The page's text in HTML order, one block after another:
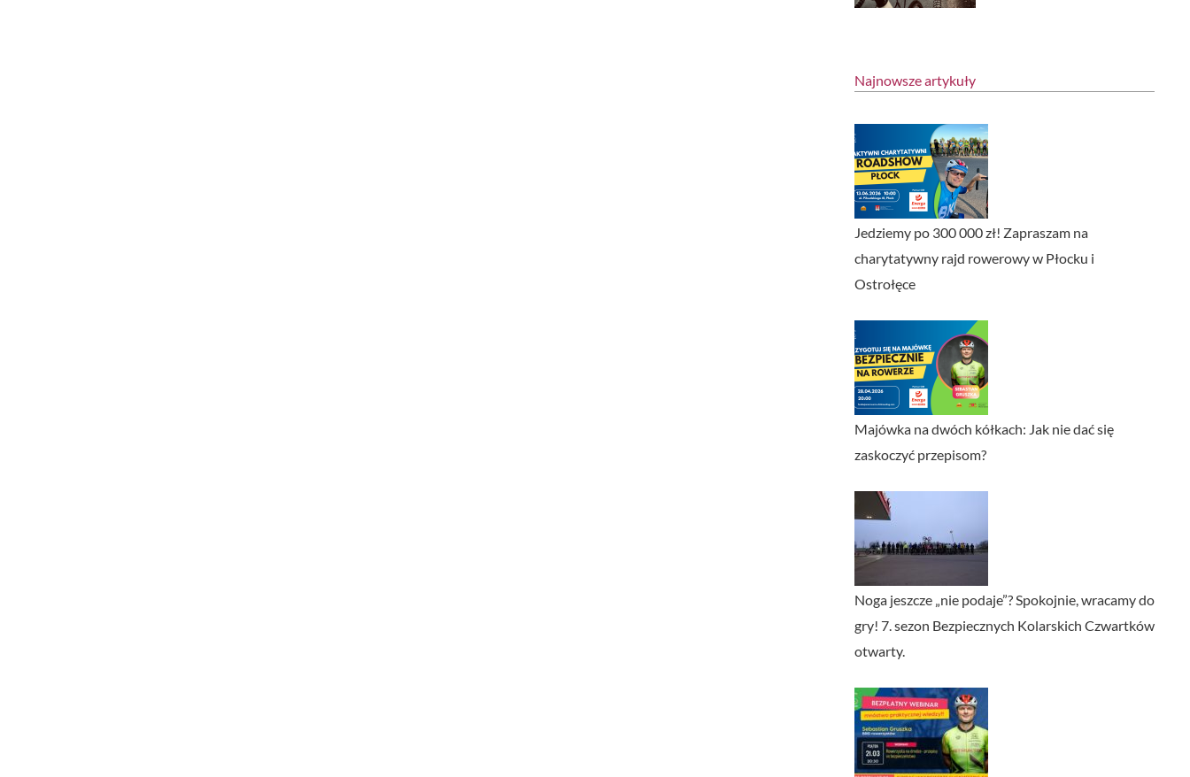
Najnowsze artykuły
Jedziemy po 300 000 zł! Zapraszam na
charytatywny rajd rowerowy w Płocku i
Ostrołęce
Majówka na dwóch kółkach: Jak nie dać się
zaskoczyć przepisom?
Noga jeszcze „nie podaje”? Spokojnie, wracamy do
gry! 7. sezon Bezpiecznych Kolarskich Czwartków
otwarty.